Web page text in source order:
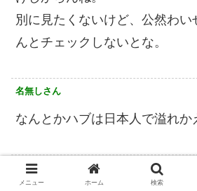
別に見たくないけど、公然わい
んとチェックしないとな。
名無しさん
なんとかハブは日本人で溢れか
名無しさん
メニュー ホーム 検索